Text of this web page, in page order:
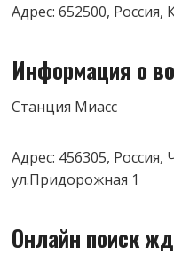
Адрес: 652500,
Информация о
Станция Миасс
Адрес: 456305,
ул.Придорожная 1
Онлайн поиск